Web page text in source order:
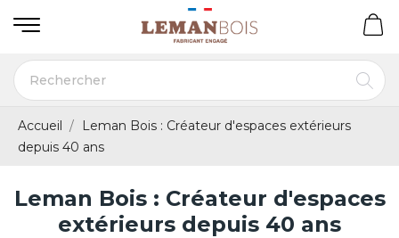
Accueil
Leman Bois : Créateur d'espaces extérieurs
depuis 40 ans
Leman Bois : Créateur d'espaces
extérieurs depuis 40 ans